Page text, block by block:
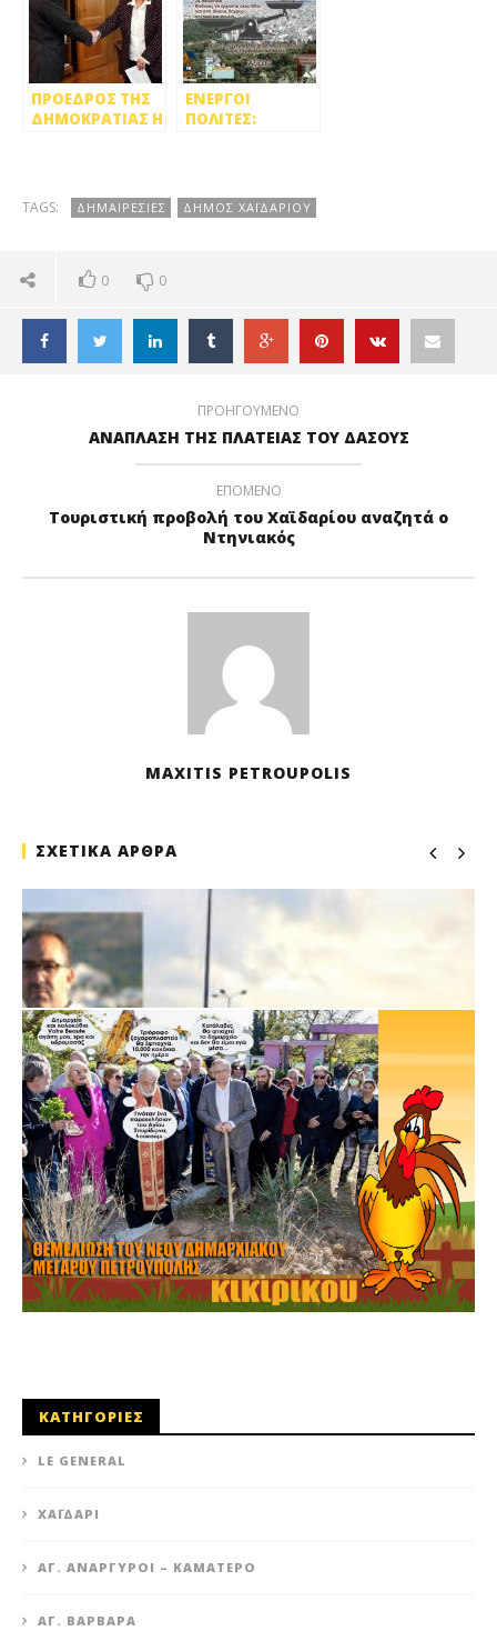
ΠΡΟΕΔΡΟΣ ΤΗΣ
ΔΗΜΟΚΡΑΤΙΑΣ Η
ΕΝΕΡΓΟΙ
ΠΟΛΙΤΕΣ:
ΣΤΗΝ
ΠΕΤΡΟΥΠΟΛΗ
TAGS: ΔΗΜΑΙΡΕΣΙΕΣ ΔΗΜΟΣ ΧΑΪΔΑΡΙΟΥ
0 0
ΠΡΟΗΓΟΥΜΕΝΟ
ΑΝΑΠΛΑΣΗ ΤΗΣ ΠΛΑΤΕΙΑΣ ΤΟΥ ΔΑΣΟΥΣ
ΕΠΟΜΕΝΟ
Τουριστική προβολή του Χαϊδαρίου αναζητά ο
Ντηνιακός
MAXITIS PETROUPOLIS
ΣΧΕΤΙΚΑ ΑΡΘΡΑ
Άρης Πανόπουλος: Πλήρη υπογειοποίηση της Λ.
Αθηνών!
12 Ιουνίου 2023
maxitis-
0
ΚΑΤΗΓΟΡΙΕΣ
LE GENERAL
XΑΪΔΆΡΙ
ΆΓ. ΑΝΆΡΓΥΡΟΙ – KΑΜΑΤΕΡΌ
ΑΓ. ΒΑΡΒΆΡΑ